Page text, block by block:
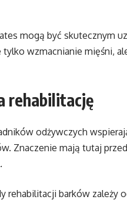
mogą być skutecznym
wzmacnianie mięśni,
rehabilitację
odżywczych
Znaczenie mają tutaj
rehabilitacji barków zależy